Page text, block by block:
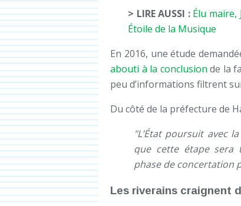
> LIRE AUSSI : Élu
Étoile de la Musique
En 2016, une étude
abouti à la conclusion de la
peu d’informations filtrent
Du côté de la préfecture de
"L’État poursuit avec
que cette étape sera
phase de concertation
Les riverains craignent